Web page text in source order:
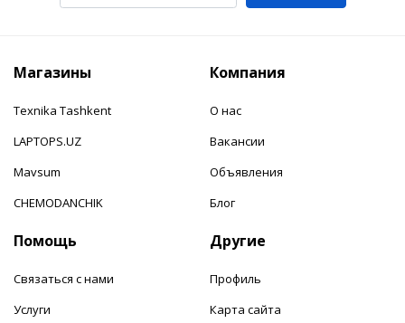
Магазины
Texnika Tashkent
LAPTOPS.UZ
Mavsum
CHEMODANCHIK
Компания
О нас
Вакансии
Объявления
Блог
Помощь
Связаться с нами
Услуги
Другие
Профиль
Карта сайта